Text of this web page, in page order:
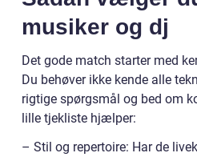
musiker og dj
Det gode match starter med
Du behøver ikke kende alle
rigtige spørgsmål og bed om
lille tjekliste hjælper:
– Stil og repertoire: Har de